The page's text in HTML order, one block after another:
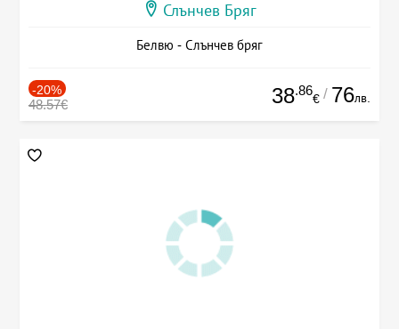
Слънчев Бряг
Белвю - Слънчев бряг
-20%
48.57€ 38.86
€ / 76лв.